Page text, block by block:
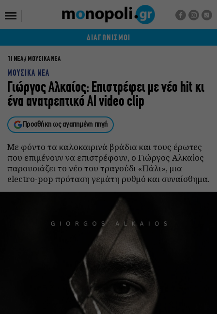
ΔΙΑΓΩΝΙΣΜΟΙ
ΤΙ ΝΕΑ; ΜΟΥΣΙΚΑ ΝΕΑ
ΜΟΥΣΙΚΑ ΝΕΑ
Γιώργος Αλκαίος: Επιστρέφει με νέο hit κι
ένα ανατρεπτικό AI video clip
Προσθήκη ως αγαπημένη πηγή
Με φόντο τα καλοκαιρινά βράδια και τους έρωτες
που επιμένουν να επιστρέφουν, ο Γιώργος Αλκαίος
παρουσιάζει το νέο του τραγούδι «Πάλι», μια
electro-pop πρόταση γεμάτη ρυθμό και συναίσθημα.